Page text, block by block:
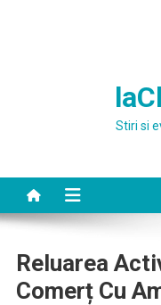
Stiri si
Reluarea
Comerț Cu